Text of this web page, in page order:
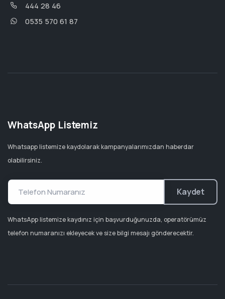
444 28 46
0535 570 61 87
WhatsApp Listemiz
Whatsapp listemize kaydolarak kampanyalarımızdan haberdar
olabilirsiniz.
Kaydet
WhatsApp listemize kaydınız için başvurduğunuzda, operatörümüz
telefon numaranızı ekleyecek ve size bilgi mesajı gönderecektir.